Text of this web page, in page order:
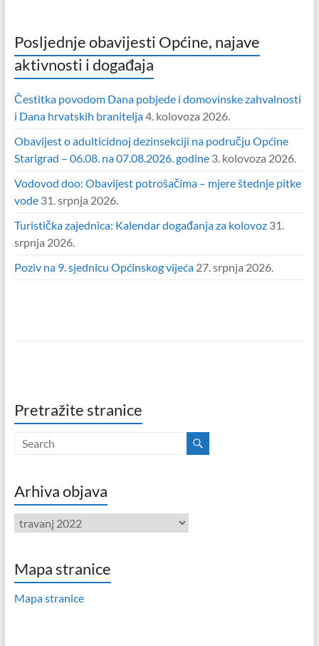
Posljednje obavijesti Općine, najave
aktivnosti i događaja
Čestitka povodom Dana pobjede i domovinske zahvalnosti
i Dana hrvatskih branitelja4. kolovoza 2026.
Obavijest o adulticidnoj dezinsekciji na području Općine
Starigrad – 06.08. na 07.08.2026. godine 3. kolovoza 2026.
Vodovod doo: Obavijest potrošačima – mjere štednje pitke
vode 31. srpnja 2026.
Turistička zajednica: Kalendar događanja za kolovoz 31.
srpnja 2026.
Poziv na 9. sjednicu Općinskog vijeća 27. srpnja 2026.
Pretražite stranice
Arhiva objava
Arhiva
objava
Mapa stranice
Mapa stranice